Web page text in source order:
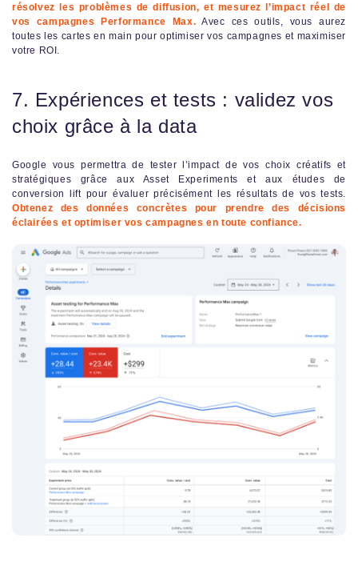
résolvez les problèmes de diffusion, et mesurez l’impact réel de
vos campagnes Performance Max. Avec ces outils, vous aurez
toutes les cartes en main pour optimiser vos campagnes et maximiser
votre ROI.
7. Expériences et tests : validez vos
choix grâce à la data
Google vous permettra de tester l’impact de vos choix créatifs et
stratégiques grâce aux Asset Experiments et aux études de
conversion lift pour évaluer précisément les résultats de vos tests.
Obtenez des données concrètes pour prendre des décisions
éclairées et optimiser vos campagnes en toute confiance.